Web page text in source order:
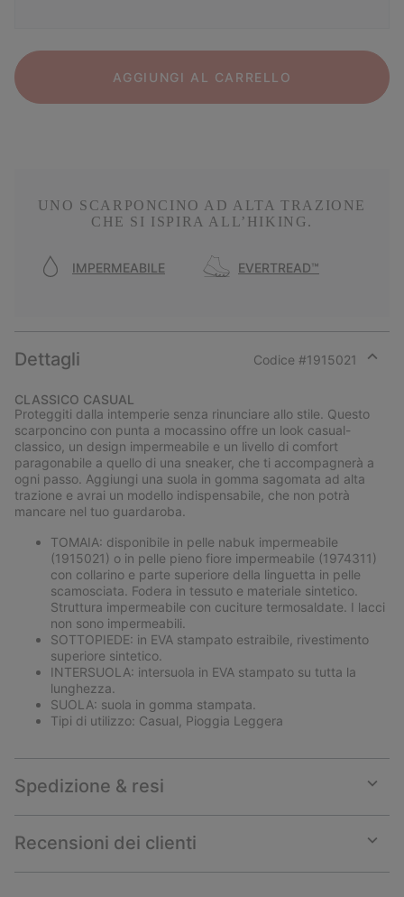
AGGIUNGI AL CARRELLO
UNO SCARPONCINO AD ALTA TRAZIONE
CHE SI ISPIRA ALL’HIKING.
IMPERMEABILE EVERTREAD™
Dettagli Codice #1915021
section
CLASSICO CASUAL
Proteggiti dalla intemperie senza rinunciare allo stile. Questo
scarponcino con punta a mocassino offre un look casual-
classico, un design impermeabile e un livello di comfort
paragonabile a quello di una sneaker, che ti accompagnerà a
ogni passo. Aggiungi una suola in gomma sagomata ad alta
trazione e avrai un modello indispensabile, che non potrà
mancare nel tuo guardaroba.
TOMAIA: disponibile in pelle nabuk impermeabile
(1915021) o in pelle pieno fiore impermeabile (1974311)
con collarino e parte superiore della linguetta in pelle
scamosciata. Fodera in tessuto e materiale sintetico.
Struttura impermeabile con cuciture termosaldate. I lacci
non sono impermeabili.
SOTTOPIEDE: in EVA stampato estraibile, rivestimento
superiore sintetico.
INTERSUOLA: intersuola in EVA stampato su tutta la
lunghezza.
SUOLA: suola in gomma stampata.
Tipi di utilizzo: Casual, Pioggia Leggera
Spedizione & resi
or
Recensioni dei clienti
or